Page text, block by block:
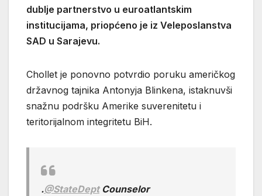
dublje partnerstvo u euroatlantskim
institucijama, priopćeno je iz Veleposlanstva
SAD u Sarajevu.
Chollet je ponovno potvrdio poruku američkog
državnog tajnika Antonyja Blinkena, istaknuvši
snažnu podršku Amerike suverenitetu i
teritorijalnom integritetu BiH.
.@StateDeptCounselor